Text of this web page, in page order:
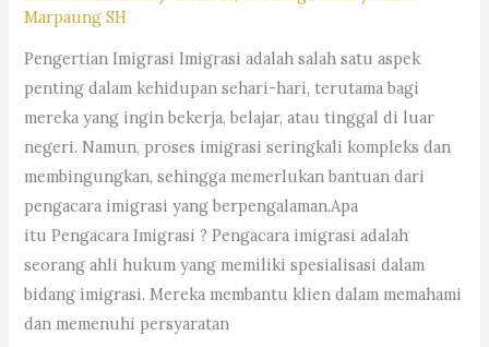
–Firma
Andri
Marpaung
SH
MH
–
Dr.
iur.
Lion
N.
Supriata
Marpaung SH
Pengertian Imigrasi Imigrasi adalah salah satu aspek
penting dalam kehidupan sehari-hari, terutama bagi
mereka yang ingin bekerja, belajar, atau tinggal di luar
negeri. Namun, proses imigrasi seringkali kompleks dan
membingungkan, sehingga memerlukan bantuan dari
pengacara imigrasi yang berpengalaman.Apa
itu Pengacara Imigrasi ? Pengacara imigrasi adalah
seorang ahli hukum yang memiliki spesialisasi dalam
bidang imigrasi. Mereka membantu klien dalam memahami
dan memenuhi persyaratan